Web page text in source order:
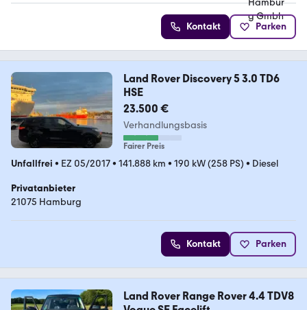
Kontakt Parken
Land Rover Discovery 5 3.0 TD6
HSE
23.500 €
Verhandlungsbasis
Fairer Preis
Unfallfrei • EZ 05/2017• 141.888 km • 190 kW (258 PS) • Diesel
Privatanbieter
21075 Hamburg
Kontakt Parken
Land Rover Range Rover 4.4 TDV8